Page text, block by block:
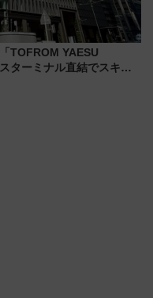
TOFROM YAESU
ターミナル直結でスキマ